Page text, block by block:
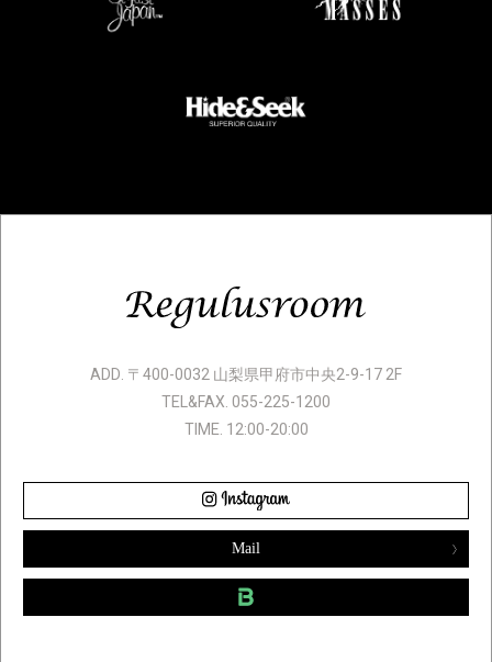
ADD. 〒400-0032 山梨県甲府市中央2-9-17 2F
TEL&FAX. 055-225-1200
TIME. 12:00-20:00
Mail